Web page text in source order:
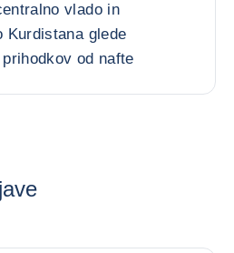
vlado in
Kurdistana glede
od nafte